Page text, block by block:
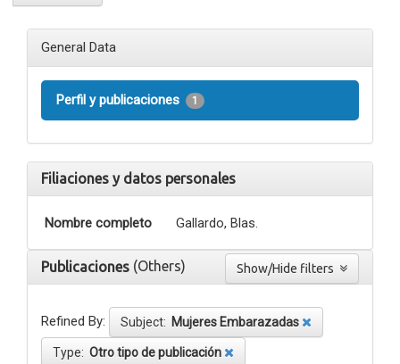
General Data
Perfil y publicaciones 1
Filiaciones y datos personales
Nombre completo Gallardo, Blas.
Publicaciones (Others)
Refined By: Subject: Mujeres Embarazadas
Type: Otro tipo de publicación